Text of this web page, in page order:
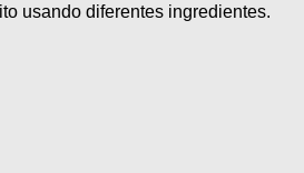
usando diferentes ingredientes.